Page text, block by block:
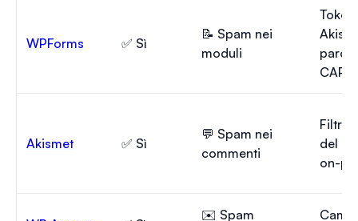
WPForms ✅ Sì
📝 Spam nei
moduli
Akismet ✅ Sì
💬 Spam nei
commenti
Filtro
del
on-
✉️ Spam